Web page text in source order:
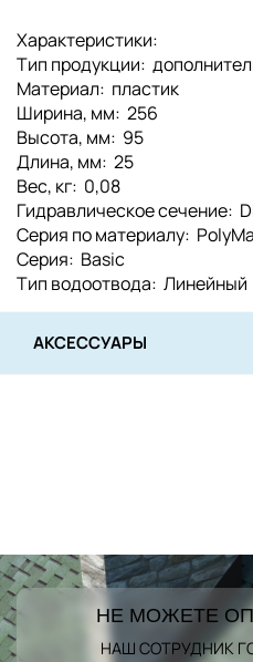
Характеристики:
Тип продукции:
Материал: пластик
Ширина, мм: 256
Высота, мм: 95
Длина, мм: 25
Вес, кг: 0,08
Гидравлическое сечение:
Серия по материалу:
Серия: Basic
Тип водоотвода: Линейный
АКСЕССУАРЫ
НЕ МОЖЕТЕ
НАШ СОТРУДНИК